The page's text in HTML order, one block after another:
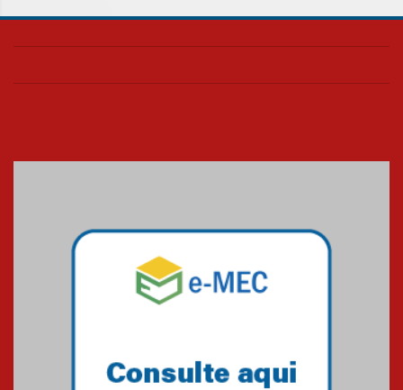
realizará nova edição da Feira
04.08.2026
Mackenzie recepciona os
calouros do segundo semestre